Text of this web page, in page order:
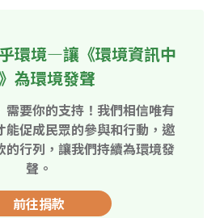
環境—讓《環境資訊中
為環境發聲
需要你的支持！我們相信唯有
能促成民眾的參與和行動，邀
的行列，讓我們持續為環境發
聲。
前往捐款